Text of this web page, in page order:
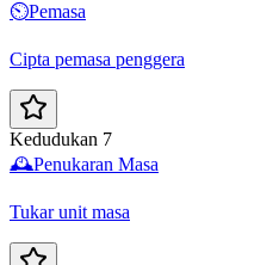
⏲️Pemasa
Cipta pemasa penggera
Kedudukan 7
🕰️Penukaran Masa
Tukar unit masa